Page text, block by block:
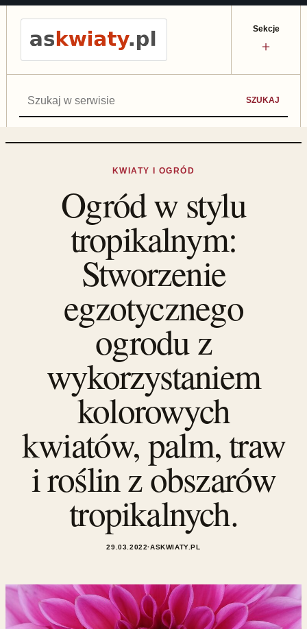
SZUKAJ
Sekcje
＋
KWIATY I OGRÓD
Ogród w stylu
tropikalnym:
Stworzenie
egzotycznego
ogrodu z
wykorzystaniem
kolorowych
kwiatów, palm, traw
i roślin z obszarów
tropikalnych.
29.03.2022·ASKWIATY.PL